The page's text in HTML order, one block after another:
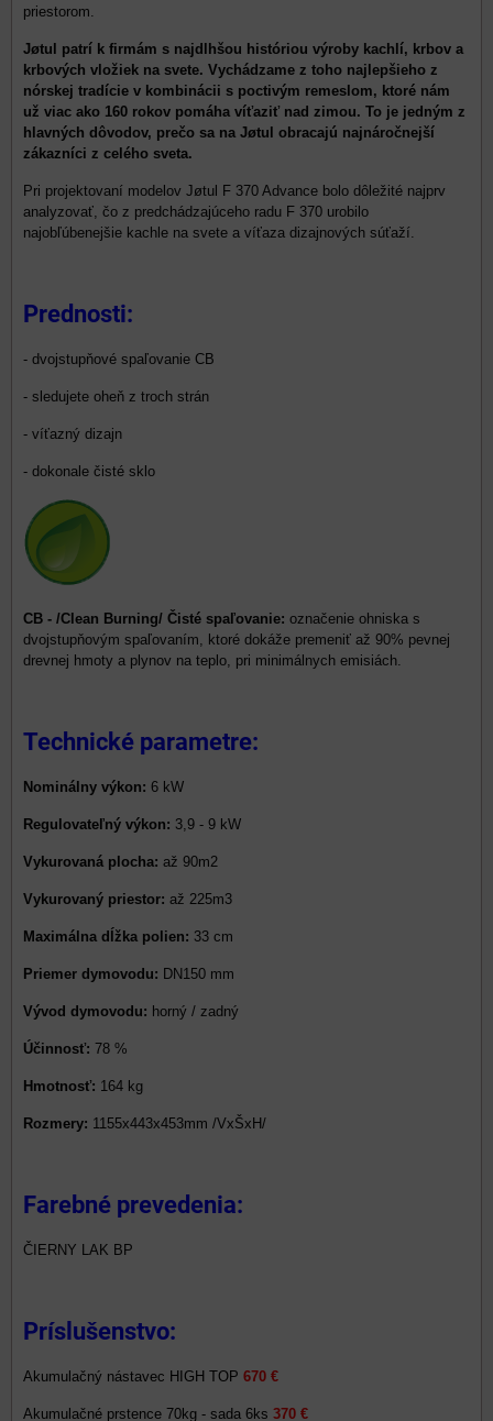
priestorom.
Jøtul patrí k firmám s najdlhšou históriou výroby kachlí, krbov a
krbových vložiek na svete. Vychádzame z toho najlepšieho z
nórskej tradície v kombinácii s poctivým remeslom, ktoré nám
už viac ako 160 rokov pomáha víťaziť nad zimou. To je jedným z
hlavných dôvodov, prečo sa na Jøtul obracajú najnáročnejší
zákazníci z celého sveta.
Pri projektovaní modelov Jøtul F 370 Advance bolo dôležité najprv
analyzovať, čo z predchádzajúceho radu F 370 urobilo
najobľúbenejšie kachle na svete a víťaza dizajnových súťaží.
Prednosti:
- dvojstupňové spaľovanie CB
- sledujete oheň z troch strán
- víťazný dizajn
- dokonale čisté sklo
CB - /Clean Burning/ Čisté spaľovanie: označenie ohniska s
dvojstupňovým spaľovaním, ktoré dokáže premeniť až 90% pevnej
drevnej hmoty a plynov na teplo, pri minimálnych emisiách.
Technické parametre:
Nominálny výkon: 6 kW
Regulovateľný výkon: 3,9 - 9 kW
Vykurovaná plocha: až 90m2
Vykurovaný priestor: až 225m3
Maximálna dĺžka polien: 33 cm
Priemer dymovodu: DN150 mm
Vývod dymovodu: horný / zadný
Účinnosť: 78 %
Hmotnosť: 164 kg
Rozmery: 1155x443x453mm /VxŠxH/
Farebné prevedenia:
ČIERNY LAK BP
Príslušenstvo:
Akumulačný nástavec HIGH TOP 670 €
Akumulačné prstence 70kg - sada 6ks 370 €